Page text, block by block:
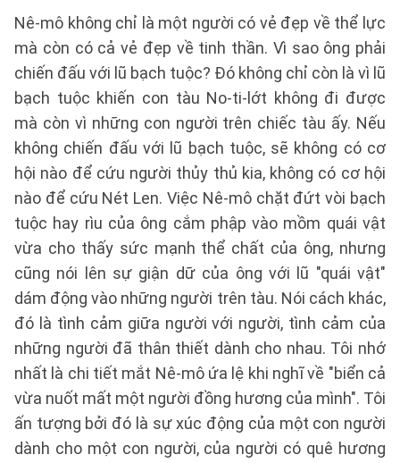
Nê-mô không chỉ là một người có vẻ đẹp về thể lực
mà còn có cả vẻ đẹp về tinh thần. Vì sao ông phải
chiến đấu với lũ bạch tuộc? Đó không chỉ còn là vì lũ
bạch tuộc khiến con tàu No-ti-lớt không đi được
mà còn vì những con người trên chiếc tàu ấy. Nếu
không chiến đấu với lũ bạch tuộc, sẽ không có cơ
hội nào để cứu người thủy thủ kia, không có cơ hội
nào để cứu Nét Len. Việc Nê-mô chặt đứt vòi bạch
tuộc hay rìu của ông cắm phập vào mồm quái vật
vừa cho thấy sức mạnh thể chất của ông, nhưng
cũng nói lên sự giận dữ của ông với lũ "quái vật"
dám động vào những người trên tàu. Nói cách khác,
đó là tình cảm giữa người với người, tình cảm của
những người đã thân thiết dành cho nhau. Tôi nhớ
nhất là chi tiết mắt Nê-mô ứa lệ khi nghĩ về "biển cả
vừa nuốt mất một người đồng hương của mình". Tôi
ấn tượng bởi đó là sự xúc động của một con người
dành cho một con người, của người có quê hương